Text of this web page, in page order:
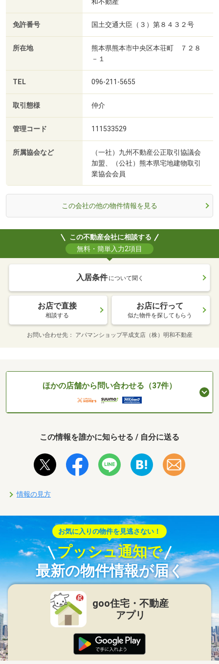
免許番号 国土交通大臣（３）第８４３２号
所在地
熊本県熊本市中央区本荘町 ７２８
－１
TEL 096-211-5655
取引態様 仲介
管理コード 111533529
所属協会など
（一社）九州不動産公正取引協議会
加盟、（公社）熊本県宅地建物取引
業協会会員
この会社の他の物件情報を見る
この不動産会社に相談する
無料・簡単入力2項目
入居条件 について聞く
お店で直接
相談する
お店に行って
似た物件を探してもらう
お問い合わせ先 アパマンショップ平成支店（株）明和不動産
ほかの店舗から問い合わせる（37件）
この情報を誰かに知らせる / 自分に送る
情報の見方
お気に入りの物件を見逃さない！
プッシュ通知で
最新の物件情報が届く
goo住宅・不動産
アプリ